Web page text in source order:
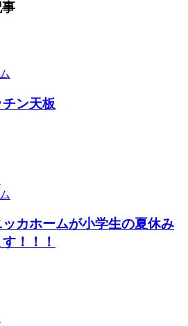
ン天板
ッカホームが小学生の夏休み
！！！